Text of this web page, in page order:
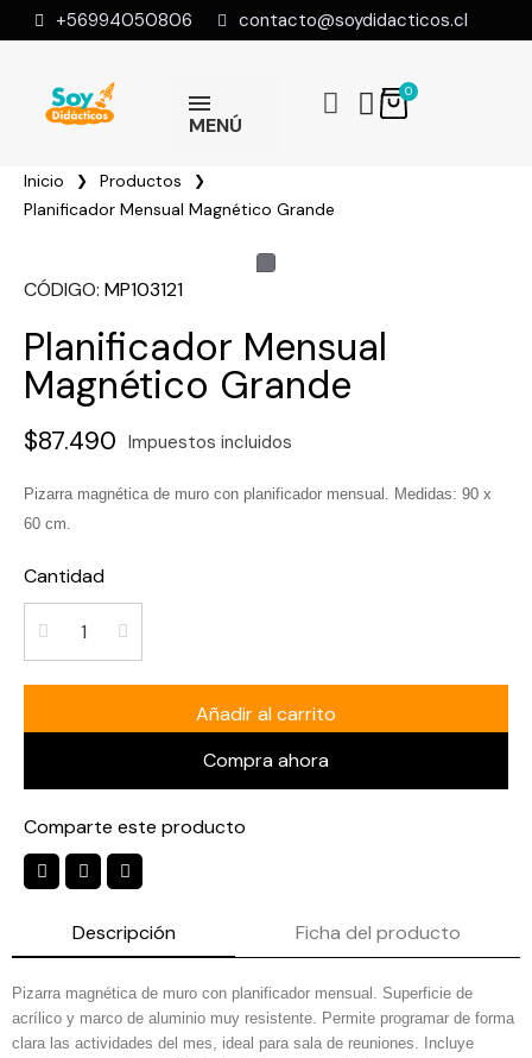
+56994050806 contacto@soydidacticos.cl
MENÚ
Inicio
Productos
Planificador Mensual Magnético Grande
CÓDIGO MP103121
Planificador Mensual
Magnético Grande
$87.490 Impuestos incluidos
Pizarra magnética de muro con planificador mensual. Medidas: 90 x
60 cm.
Cantidad
Añadir al carrito
Compra ahora
Comparte este producto
Descripción Ficha del producto
Pizarra magnética de muro con planificador mensual. Superficie de
acrílico y marco de aluminio muy resistente. Permite programar de forma
clara las actividades del mes, ideal para sala de reuniones. Incluye